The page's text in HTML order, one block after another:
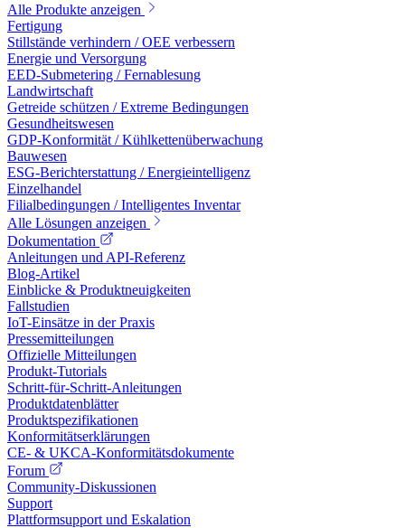
Alle Produkte anzeigen
Fertigung
Stillstände verhindern / OEE verbessern
Energie und Versorgung
EED-Submetering / Fernablesung
Landwirtschaft
Getreide schützen / Extreme Bedingungen
Gesundheitswesen
GDP-Konformität / Kühlkettenüberwachung
Bauwesen
ESG-Berichterstattung / Energieintelligenz
Einzelhandel
Filialbedingungen / Intelligentes Inventar
Alle Lösungen anzeigen
Dokumentation
Anleitungen und API-Referenz
Blog-Artikel
Einblicke & Produktneuigkeiten
Fallstudien
IoT-Einsätze in der Praxis
Pressemitteilungen
Offizielle Mitteilungen
Produkt-Tutorials
Schritt-für-Schritt-Anleitungen
Produktdatenblätter
Produktspezifikationen
Konformitätserklärungen
CE- & UKCA-Konformitätsdokumente
Forum
Community-Diskussionen
Support
Plattformsupport und Eskalation